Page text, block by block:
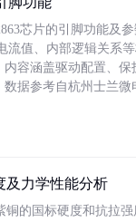
芯片的引脚功能及
流值、内部逻辑关系
内容涵盖驱动配置、保
数据参考自杭州士兰微
及力学性能分析
铜的国标硬度和抗拉强